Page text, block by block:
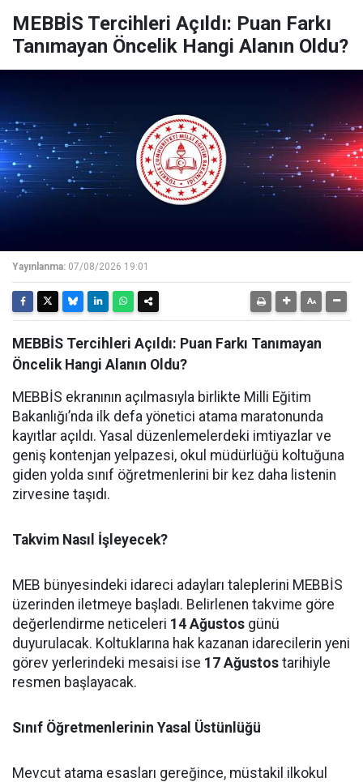
MEBBİS Tercihleri Açıldı: Puan Farkı
Tanımayan Öncelik Hangi Alanın Oldu?
Yayınlanma: 07/08/2026 19:01
MEBBİS Tercihleri Açıldı: Puan Farkı Tanımayan
Öncelik Hangi Alanın Oldu?
MEBBİS ekranının açılmasıyla birlikte Milli Eğitim
Bakanlığı’nda ilk defa yönetici atama maratonunda
kayıtlar açıldı. Yasal düzenlemelerdeki imtiyazlar ve
geniş kontenjan yelpazesi, okul müdürlüğü koltuğuna
giden yolda sınıf öğretmenlerini bir kez daha listenin
zirvesine taşıdı.
Takvim Nasıl İşleyecek?
MEB bünyesindeki idareci adayları taleplerini MEBBİS
üzerinden iletmeye başladı. Belirlenen takvime göre
değerlendirme neticeleri 14 Ağustos günü
duyurulacak. Koltuklarına hak kazanan idarecilerin yeni
görev yerlerindeki mesaisi ise 17 Ağustos tarihiyle
resmen başlayacak.
Sınıf Öğretmenlerinin Yasal Üstünlüğü
Mevcut atama esasları gereğince, müstakil ilkokul